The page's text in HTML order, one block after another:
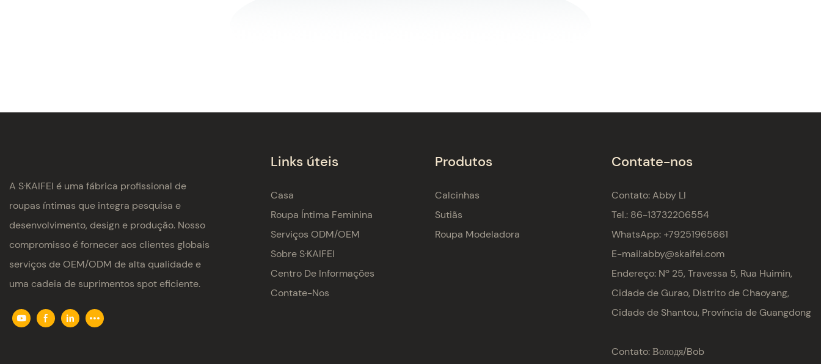
A S·KAIFEI é uma fábrica profissional de
roupas íntimas que integra pesquisa e
desenvolvimento, design e produção. Nosso
compromisso é fornecer aos clientes globais
serviços de OEM/ODM de alta qualidade e
uma cadeia de suprimentos spot eficiente.
Links úteis
Casa
Roupa Íntima Feminina
Serviços ODM/OEM
Sobre S·KAIFEI
Centro De Informações
Contate-Nos
Produtos
Calcinhas
Sutiãs
Roupa Modeladora
Contate-nos
Contato: Abby LI
Tel.: 86-13732206554
WhatsApp: +79251965661
E-mail:abby@skaifei.com
Endereço: Nº 25, Travessa 5, Rua Huimin,
Cidade de Gurao, Distrito de Chaoyang,
Cidade de Shantou, Província de Guangdong
Contato: Володя/Bob